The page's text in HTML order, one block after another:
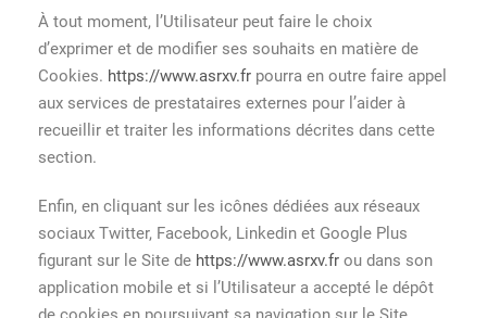
À tout moment, l’Utilisateur peut faire le choix
d’exprimer et de modifier ses souhaits en matière de
Cookies. https://www.asrxv.fr pourra en outre faire appel
aux services de prestataires externes pour l’aider à
recueillir et traiter les informations décrites dans cette
section.
Enfin, en cliquant sur les icônes dédiées aux réseaux
sociaux Twitter, Facebook, Linkedin et Google Plus
figurant sur le Site de https://www.asrxv.fr ou dans son
application mobile et si l’Utilisateur a accepté le dépôt